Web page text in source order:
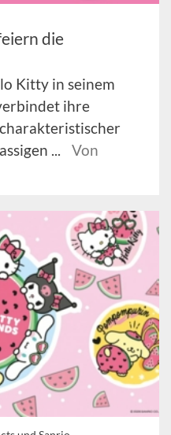
die
Kitty in seinem
ihre
...
Von